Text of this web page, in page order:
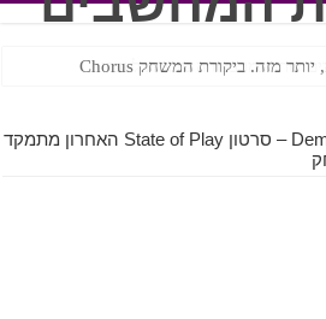
Demon’s Souls – סרטון State of Play האחרון מתמקד